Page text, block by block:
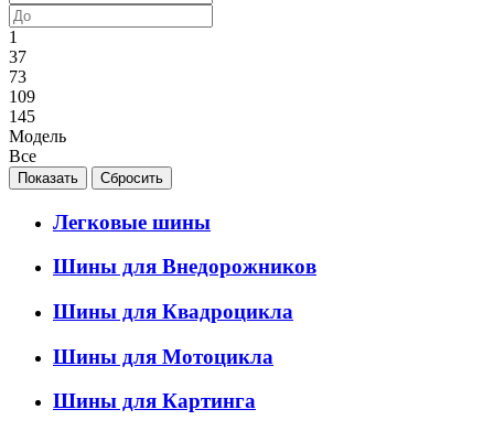
1
37
73
109
145
Модель
Все
Легковые шины
Шины для Внедорожников
Шины для Квадроцикла
Шины для Мотоцикла
Шины для Картинга